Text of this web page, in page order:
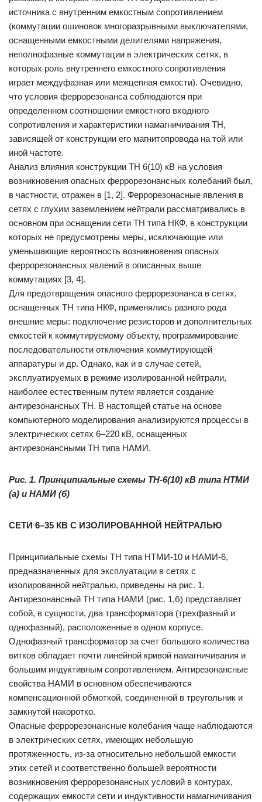
источника с внутренним емкостным сопротивлением
(коммутации ошиновок многоразрывными выключателями,
оснащенными емкостными делителями напряжения,
неполнофазные коммутации в электрических сетях, в
которых роль внутреннего емкостного сопротивления
играет междуфазная или межцепная емкости). Очевидно,
что условия феррорезонанса соблюдаются при
определенном соотношении емкостного входного
сопротивления и характеристики намагничивания ТН,
зависящей от конструкции его магнитопровода на той или
иной частоте.
Анализ влияния конструкции ТН 6(10) кВ на условия
возникновения опасных феррорезонансных колебаний был,
в частности, отражен в [1, 2]. Феррорезонасные явления в
сетях с глухим заземлением нейтрали рассматривались в
основном при оснащении сети ТН типа НКФ, в конструкции
которых не предусмотрены меры, исключающие или
уменьшающие вероятность возникновения опасных
феррорезонансных явлений в описанных выше
коммутациях [3, 4].
Для предотвращения опасного феррорезонанса в сетях,
оснащенных ТН типа НКФ, применялись разного рода
внешние меры: подключение резисторов и дополнительных
емкостей к коммутируемому объекту, программирование
последовательности отключения коммутирующей
аппаратуры и др. Однако, как и в случае сетей,
эксплуатируемых в режиме изолированной нейтрали,
наиболее естественным путем является создание
антирезонансных ТН. В настоящей статье на основе
компьютерного моделирования анализируются процессы в
электрических сетях 6–220 кВ, оснащенных
антирезонансными ТН типа НАМИ.
Рис. 1. Принципиальные схемы ТН-6(10) кВ типа НТМИ
(а) и НАМИ (б)
СЕТИ 6–35 КВ С ИЗОЛИРОВАННОЙ НЕЙТРАЛЬЮ
Принципиальные схемы ТН типа НТМИ-10 и НАМИ-6,
предназначенных для эксплуатации в сетях с
изолированной нейтралью, приведены на рис. 1.
Антирезонансный ТН типа НАМИ (рис. 1,б) представляет
собой, в сущности, два трансформатора (трехфазный и
однофазный), расположенные в одном корпусе.
Однофазный трансформатор за счет большого количества
витков обладает почти линейной кривой намагничивания и
большим индуктивным сопротивлением. Антирезонансные
свойства НАМИ в основном обеспечиваются
компенсационной обмоткой, соединенной в треугольник и
замкнутой накоротко.
Опасные феррорезонансные колебания чаще наблюдаются
в электрических сетях, имеющих небольшую
протяженность, из-за относительно небольшой емкости
этих сетей и соответственно большей вероятности
возникновения феррорезонансных условий в контурах,
содержащих емкости сети и индуктивности намагничивания